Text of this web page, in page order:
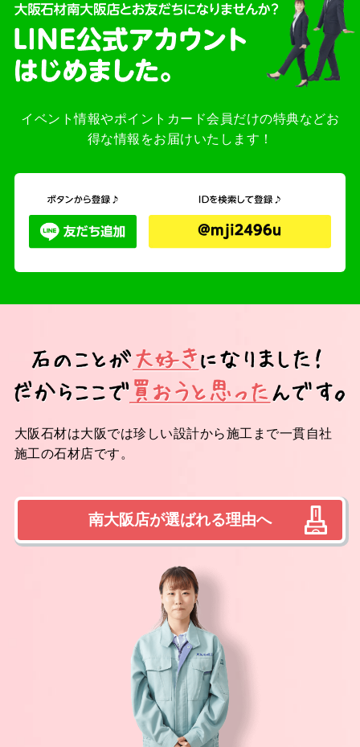
イベント情報やポイントカード会員だけの特典などお
得な情報をお届けいたします！
大阪石材は大阪では珍しい設計から施工まで一貫自社
施工の石材店です。
南大阪店が選ばれる理由へ